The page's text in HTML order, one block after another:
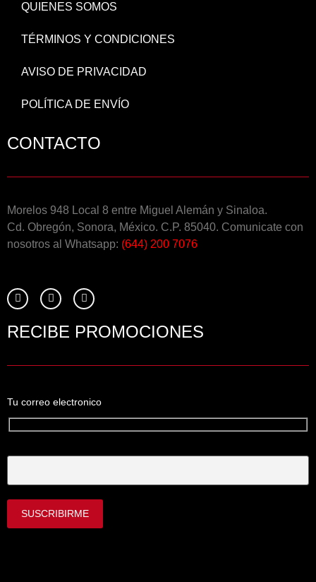
QUIENES SOMOS
TÉRMINOS Y CONDICIONES
AVISO DE PRIVACIDAD
POLÍTICA DE ENVÍO
CONTACTO
Morelos 948 Local 8 entre Miguel Alemán y Sinaloa.
Cd. Obregón, Sonora, México. C.P. 85040. Comunicate con
nosotros al Whatsapp: (644) 200 7076
RECIBE PROMOCIONES
Tu correo electronico